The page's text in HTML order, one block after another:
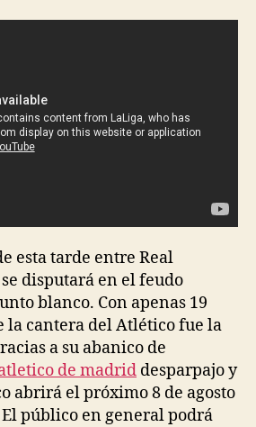
esta tarde entre Real
disputará en el feudo
blanco. Con apenas 19
la cantera del Atlético fue la
a su abanico de
de madrid desparpajo y
abrirá el próximo 8 de agosto
público en general podrá